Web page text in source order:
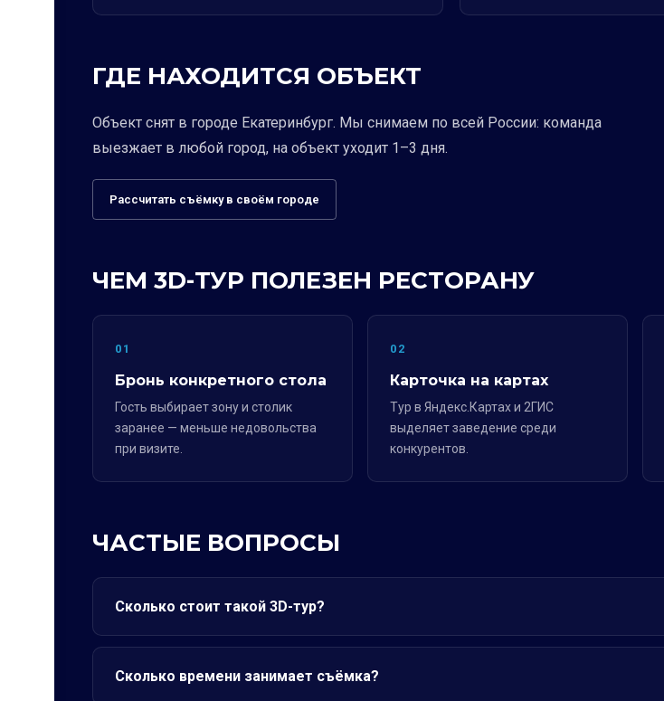
ГДЕ НАХОДИТСЯ ОБЪЕКТ
Объект снят в городе Екатеринбург. Мы снимаем по всей России: команда
выезжает в любой город, на объект уходит 1–3 дня.
Рассчитать съёмку в своём городе
ЧЕМ 3D-ТУР ПОЛЕЗЕН РЕСТОРАНУ
01
Бронь конкретного стола
Гость выбирает зону и столик
заранее — меньше недовольства
при визите.
02
Карточка на картах
Тур в Яндекс.Картах и 2ГИС
выделяет заведение среди
конкурентов.
ЧАСТЫЕ ВОПРОСЫ
Сколько стоит такой 3D-тур?
Сколько времени занимает съёмка?